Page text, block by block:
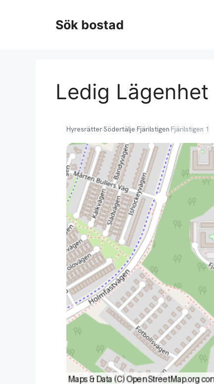
Sök bostad
Ledig
Hyresrätter›Södertälje›Fjärilstigen›Fjärilstigen 1